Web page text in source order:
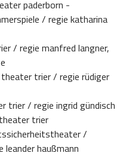
paderborn -
/ regie katharina
/ regie manfred langner,
trier / regie rüdiger
trier / regie ingrid gündisch
trier
/
leander haußmann